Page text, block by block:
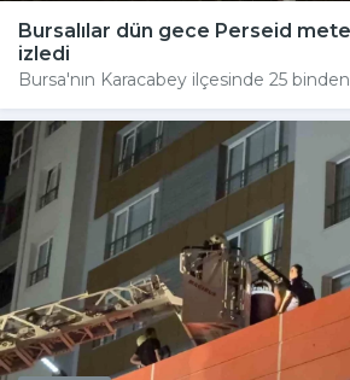
Bursalılar dün gece Perseid
izledi
Bursa'nın Karacabey ilçesinde 25